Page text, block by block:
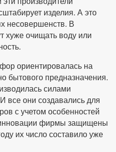
изделия. А это
несовершенств. В
хуже очищать воду или
ориентировалась на
бытового предназначения.
силами
все они создавались для
с учетом особенностей
фирмы защищены
их число составило уже